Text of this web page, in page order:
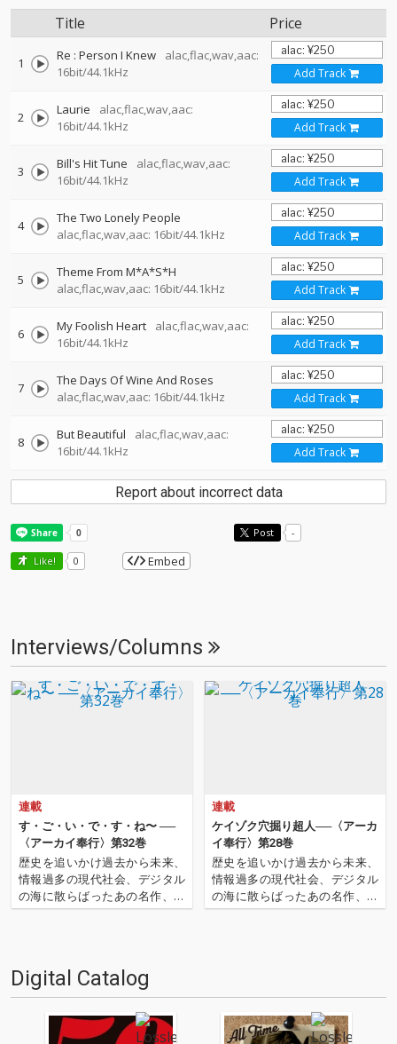
Title Price
1 Re : Person I Knew
alac,flac,wav,aac:
16bit/44.1kHz
Add Track
2 Laurie
alac,flac,wav,aac:
16bit/44.1kHz
Add Track
3 Bill's Hit Tune
alac,flac,wav,aac:
16bit/44.1kHz
Add Track
4
The Two Lonely People
alac,flac,wav,aac: 16bit/44.1kHz
Add Track
5
Theme From M*A*S*H
alac,flac,wav,aac: 16bit/44.1kHz
Add Track
6 My Foolish Heart
alac,flac,wav,aac:
16bit/44.1kHz
Add Track
7
The Days Of Wine And Roses
alac,flac,wav,aac: 16bit/44.1kHz
Add Track
8 But Beautiful
alac,flac,wav,aac:
16bit/44.1kHz
Add Track
Report about incorrect data
Post -
Like! 0 Embed
Interviews/Columns
連載
す・ご・い・で・す・ね〜 ──
〈アーカイ奉行〉第32巻
歴史を追いかけ過去から未来、
情報過多の現代社会、デジタル
の海に散らばったあの名作、こ
の名作たちをひとつにまとめる
は…'''1.過去作の最新リマスター
音源 2.これまで未配信…
連載
ケイゾク穴掘り超人──〈アーカ
イ奉行〉第28巻
歴史を追いかけ過去から未来、
情報過多の現代社会、デジタル
の海に散らばったあの名作、こ
の名作たちをひとつにまとめる
音源 2.これまで未配信…
Digital Catalog